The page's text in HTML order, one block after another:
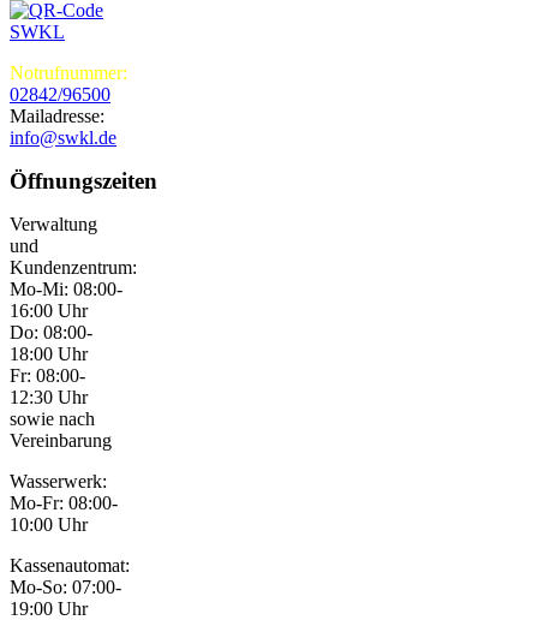
Notrufnummer:
02842/96500
Mailadresse:
info@swkl.de
Öffnungszeiten
Verwaltung
und
Kundenzentrum:
Mo-Mi: 08:00-
16:00 Uhr
Do: 08:00-
18:00 Uhr
Fr: 08:00-
12:30 Uhr
sowie nach
Vereinbarung
Wasserwerk:
Mo-Fr: 08:00-
10:00 Uhr
Kassenautomat:
Mo-So: 07:00-
19:00 Uhr